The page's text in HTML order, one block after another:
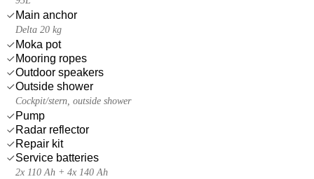
Main anchor
Delta 20 kg
Moka pot
Mooring ropes
Outdoor speakers
Outside shower
Cockpit/stern, outside shower
Pump
Radar reflector
Repair kit
Service batteries
2x 110 Ah + 4x 140 Ah